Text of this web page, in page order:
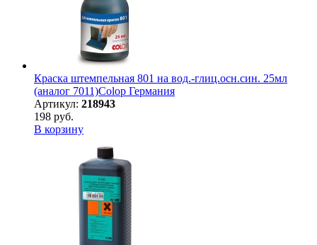
Краска штемпельная 801 на вод.-глиц.осн.син. 25мл
(аналог 7011)Colop Германия
Артикул: 218943
198 руб.
В корзину